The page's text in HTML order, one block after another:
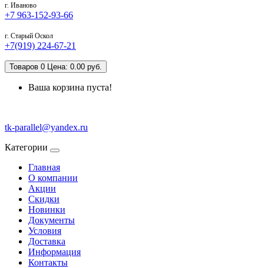
г. Иваново
+7 963-152-93-66
г. Старый Оскол
+7(919) 224-67-21
Товаров 0 Цена: 0.00 руб.
Ваша корзина пуста!
tk-parallel@yandex.ru
Категории
Главная
О компании
Акции
Скидки
Новинки
Документы
Условия
Доставка
Информация
Контакты